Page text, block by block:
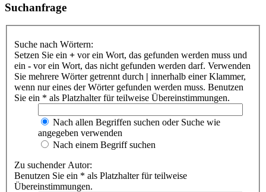
Suchanfrage
Suche nach Wörtern:
Setzen Sie ein + vor ein Wort, das gefunden werden muss und
ein - vor ein Wort, das nicht gefunden werden darf. Verwenden
Sie mehrere Wörter getrennt durch | innerhalb einer Klammer,
wenn nur eines der Wörter gefunden werden muss. Benutzen
Sie ein * als Platzhalter für teilweise Übereinstimmungen.
Nach allen Begriffen suchen oder Suche wie
angegeben verwenden
Nach einem Begriff suchen
Zu suchender Autor:
Benutzen Sie ein * als Platzhalter für teilweise
Übereinstimmungen.